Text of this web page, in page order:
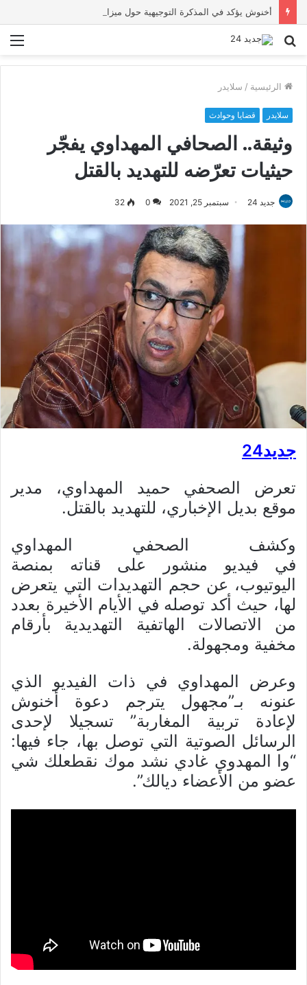
بحث
الرئيسية / سلايدر
سلايدر قضايا وحوادث
وثيقة.. الصحافي المهداوي يفجّر
حيثيات تعرّضه للتهديد بالقتل
جديد 24 سبتمبر 25, 2021 0
32
جديد24
تعرض الصحفي حميد المهداوي، مدير
موقع بديل الإخباري، للتهديد بالقتل.
وكشف الصحفي المهداوي
في فيديو منشور على قناته بمنصة
اليوتيوب، عن حجم التهديدات التي يتعرض
لها، حيث أكد توصله في الأيام الأخيرة بعدد
من الاتصالات الهاتفية التهديدية بأرقام
مخفية ومجهولة.
وعرض المهداوي في ذات الفيديو الذي
عنونه بـ”مجهول يترجم دعوة أخنوش
لإعادة تربية المغاربة” تسجيلا لإحدى
الرسائل الصوتية التي توصل بها، جاء فيها:
“وا المهدوي غادي نشد موك نقطعلك شي
عضو من الأعضاء ديالك”.